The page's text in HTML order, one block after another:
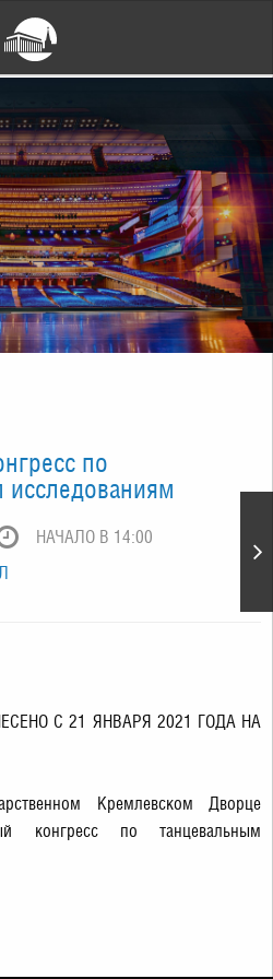
по
НАЧАЛО В 14:00
С 21 ЯНВАРЯ 2021 ГОДА НА
Кремлевском Дворце
конгресс по танцевальным